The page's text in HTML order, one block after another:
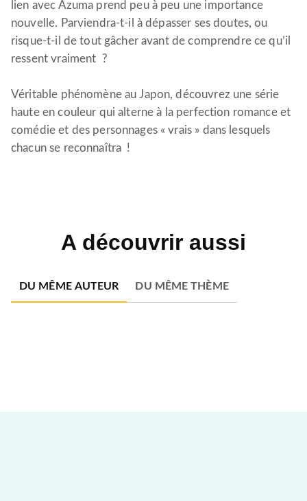
lien avec Azuma prend peu à peu une importance
nouvelle. Parviendra-t-il à dépasser ses doutes, ou
risque-t-il de tout gâcher avant de comprendre ce qu’il
ressent vraiment ?
Véritable phénomène au Japon, découvrez une série
haute en couleur qui alterne à la perfection romance et
comédie et des personnages « vrais » dans lesquels
chacun se reconnaîtra !
A découvrir aussi
DU MÊME AUTEUR DU MÊME THÈME